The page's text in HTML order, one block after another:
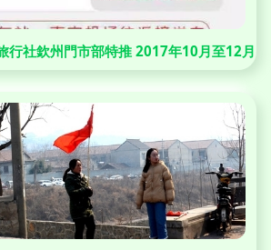
行社欽州門市部特推 2017年10月至12月